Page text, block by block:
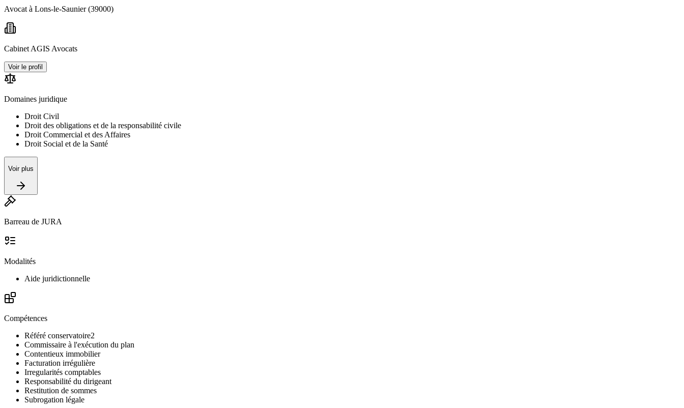
Avocat à Lons-le-Saunier (39000)
Cabinet AGIS Avocats
Voir le profil
Domaines juridique
Droit Civil
Droit des obligations et de la responsabilité civile
Droit Commercial et des Affaires
Droit Social et de la Santé
Voir plus
Barreau de JURA
Modalités
Aide juridictionnelle
Compétences
Référé conservatoire2
Commissaire à l'exécution du plan
Contentieux immobilier
Facturation irrégulière
Irregularités comptables
Responsabilité du dirigeant
Restitution de sommes
Subrogation légale